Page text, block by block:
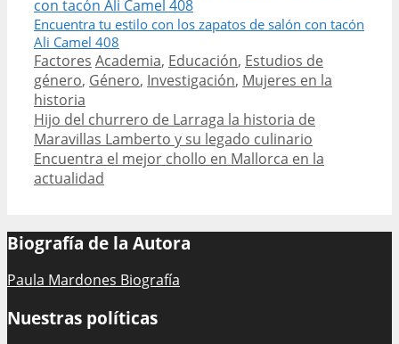
Encuentra tu estilo con los zapatos de salón con tacón
Ali Camel 408
Categories
Factores Tags
Academia, Educación, Estudios de
género, Género, Investigación, Mujeres en la
historia
Post
navigation
Hijo del churrero de Larraga la historia de
Maravillas Lamberto y su legado culinario
Encuentra el mejor chollo en Mallorca en la
actualidad
Biografía de la Autora
Paula Mardones Biografía
Nuestras políticas